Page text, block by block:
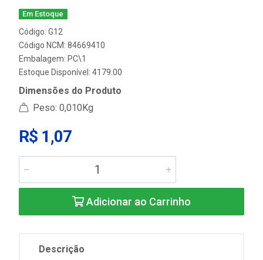
Em Estoque
Código: G12
Código NCM: 84669410
Embalagem: PC\1
Estoque Disponível: 4179.00
Dimensões do Produto
Peso: 0,010Kg
R$ 1,07
Adicionar ao Carrinho
Descrição